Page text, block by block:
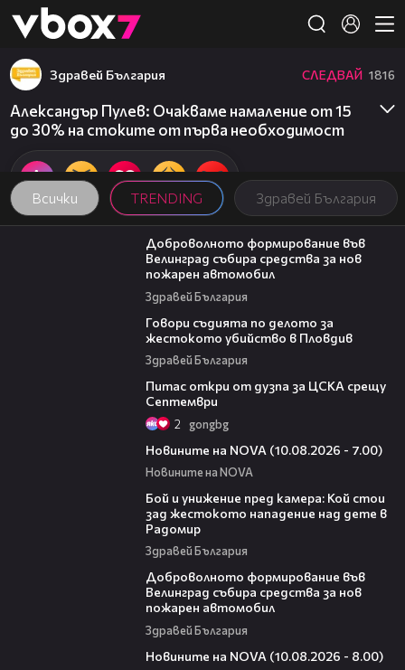
👾
Всички TRENDING Здравей България
Здравей България СЛЕДВАЙ 1816
Александър Пулев: Очакваме намаление от 15
до 30% на стоките от първа необходимост
00:54
Доброволното формирование във
Велинград събира средства за нов
пожарен автомобил
Здравей България
Говори съдията по делото за
жестокото убийство в Пловдив
Здравей България
Питас откри от дузпа за ЦСКА срещу
Септември
2 gongbg
Новините на NOVA (10.08.2026 - 7.00)
Новините на NOVA
Бой и унижение пред камера: Кой стои
зад жестокото нападение над дете в
Радомир
Здравей България
Доброволното формирование във
Велинград събира средства за нов
пожарен автомобил
Здравей България
Новините на NOVA (10.08.2026 - 8.00)